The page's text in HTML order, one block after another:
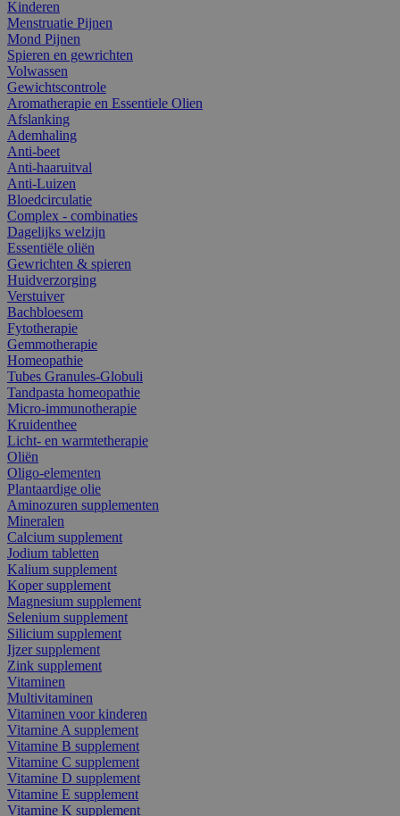
Kinderen
Menstruatie Pijnen
Mond Pijnen
Spieren en gewrichten
Volwassen
Gewichtscontrole
Aromatherapie en Essentiele Olien
Afslanking
Ademhaling
Anti-beet
Anti-haaruitval
Anti-Luizen
Bloedcirculatie
Complex - combinaties
Dagelijks welzijn
Essentiële oliën
Gewrichten & spieren
Huidverzorging
Verstuiver
Bachbloesem
Fytotherapie
Gemmotherapie
Homeopathie
Tubes Granules-Globuli
Tandpasta homeopathie
Micro-immunotherapie
Kruidenthee
Licht- en warmtetherapie
Oliën
Oligo-elementen
Plantaardige olie
Aminozuren supplementen
Mineralen
Calcium supplement
Jodium tabletten
Kalium supplement
Koper supplement
Magnesium supplement
Selenium supplement
Silicium supplement
Ijzer supplement
Zink supplement
Vitaminen
Multivitaminen
Vitaminen voor kinderen
Vitamine A supplement
Vitamine B supplement
Vitamine C supplement
Vitamine D supplement
Vitamine E supplement
Vitamine K supplement